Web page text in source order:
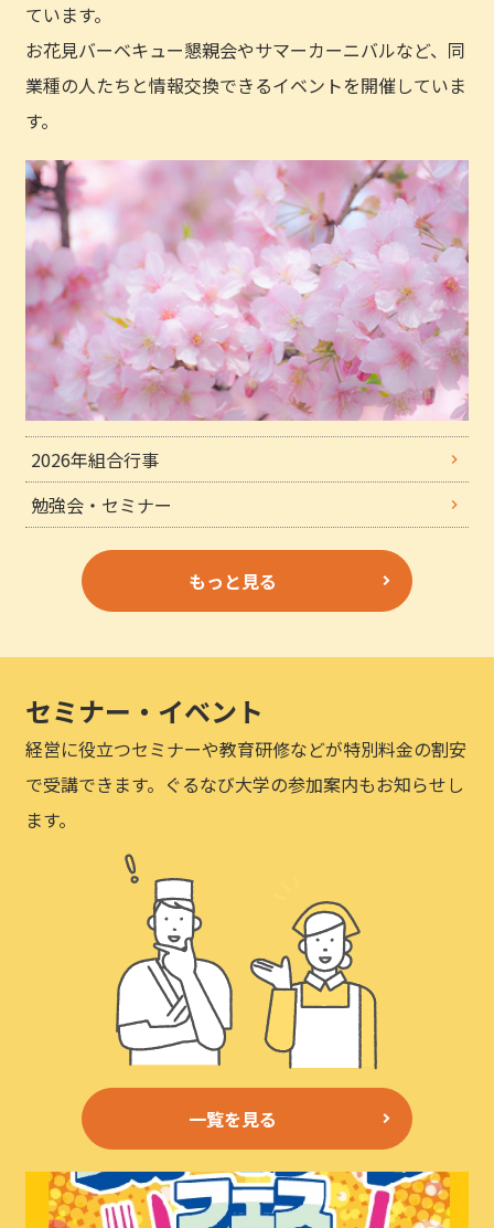
ています。
お花見バーベキュー懇親会やサマーカーニバルなど、同
業種の人たちと情報交換できるイベントを開催していま
す。
2026年組合行事
勉強会・セミナー
もっと見る
セミナー・イベント
経営に役立つセミナーや教育研修などが特別料金の割安
で受講できます。ぐるなび大学の参加案内もお知らせし
ます。
一覧を見る